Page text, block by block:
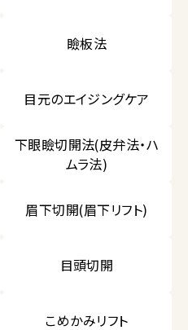
瞼板法
目元のエイジングケア
下眼瞼切開法(皮弁法・ハ
ムラ法)
眉下切開(眉下リフト)
目頭切開
こめかみリフト